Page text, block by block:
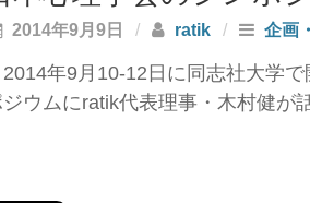
2014年9月9日 / ratik / 企画
年9月10-12日に同志社大学
ジウムにratik代表理事・木村健が